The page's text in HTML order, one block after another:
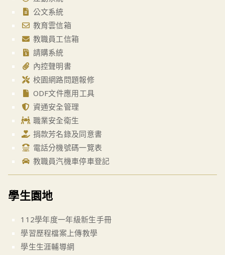
公文系統
教育雲信箱
教職員工信箱
請購系統
內控聲明書
校園網路問題報修
ODF文件應用工具
資通安全管理
職業安全衛生
捐款芳名錄及同意書
電話分機號碼一覽表
教職員汽機車停車登記
學生園地
112學年度一年級新生手冊
學習歷程檔案上傳教學
學生生涯輔導網